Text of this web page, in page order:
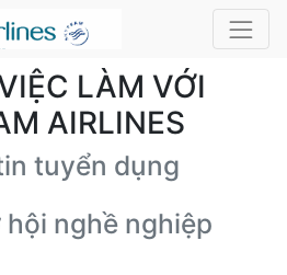
LÀM VỚI
AIRLINES
tuyển dụng
hội nghề nghiệp